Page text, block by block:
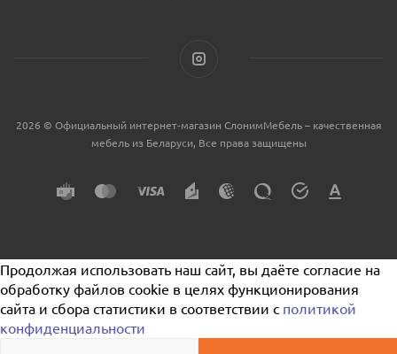
2026 © Официальный интернет-магазин СлонимМебель – качественная
мебель из Беларуси, Все права защищены
Продолжая использовать наш сайт, вы даёте согласие на
обработку файлов cookie в целях функционирования
сайта и сбора статистики в соответствии с политикой
конфиденциальности